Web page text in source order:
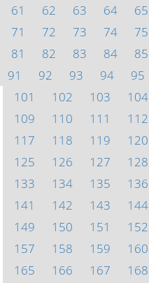
61
62 63 64 65
71
72 73 74 75
81
82 83 84 85
91
92 93 94 95
101
102 103 104
109
110 111 112
117
118 119 120
125
126 127 128
133
134 135 136
141
142 143 144
149
150 151 152
157
158 159 160
165
166 167 168